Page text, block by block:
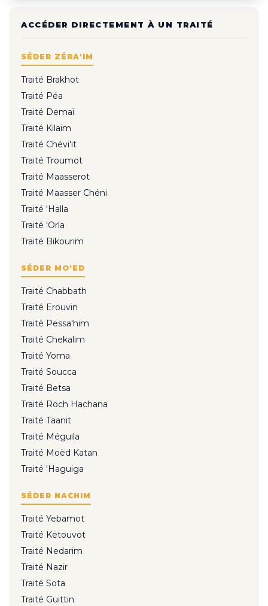
ACCÉDER DIRECTEMENT À UN TRAITÉ
SÉDER ZÉRA'IM
Traité Brakhot
Traité Péa
Traité Demaï
Traité Kilaïm
Traité Chévi'it
Traité Troumot
Traité Maasserot
Traité Maasser Chéni
Traité 'Halla
Traité 'Orla
Traité Bikourim
SÉDER MO'ED
Traité Chabbath
Traité Erouvin
Traité Pessa'him
Traité Chekalim
Traité Yoma
Traité Soucca
Traité Betsa
Traité Roch Hachana
Traité Taanit
Traité Méguila
Traité Moèd Katan
Traité 'Haguiga
SÉDER NACHIM
Traité Yebamot
Traité Ketouvot
Traité Nedarim
Traité Nazir
Traité Sota
Traité Guittin